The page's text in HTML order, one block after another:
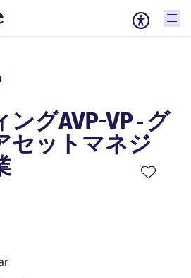
グAVP-VP - グ
セットマネジ